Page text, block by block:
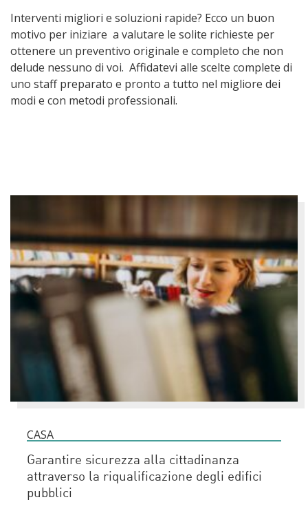
Interventi migliori e soluzioni rapide? Ecco un buon
motivo per iniziare a valutare le solite richieste per
ottenere un preventivo originale e completo che non
delude nessuno di voi. Affidatevi alle scelte complete di
uno staff preparato e pronto a tutto nel migliore dei
modi e con metodi professionali.
CASA
Garantire sicurezza alla cittadinanza
attraverso la riqualificazione degli edifici
pubblici